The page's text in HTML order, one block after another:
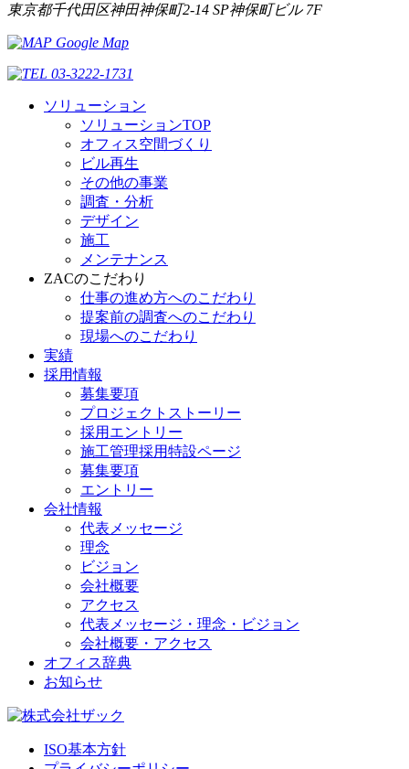
東京都千代田区神田神保町2-14 SP神保町ビル 7F
Google Map
03-3222-1731
ソリューション
ソリューションTOP
オフィス空間づくり
ビル再生
その他の事業
調査・分析
デザイン
施工
メンテナンス
ZACのこだわり
仕事の進め方へのこだわり
提案前の調査へのこだわり
現場へのこだわり
実績
採用情報
募集要項
プロジェクトストーリー
採用エントリー
施工管理採用特設ページ
募集要項
エントリー
会社情報
代表メッセージ
理念
ビジョン
会社概要
アクセス
代表メッセージ・理念・ビジョン
会社概要・アクセス
オフィス辞典
お知らせ
ISO基本方針